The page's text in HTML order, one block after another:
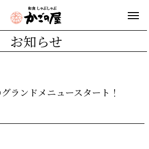
お知らせ
ランドメニュースタート！